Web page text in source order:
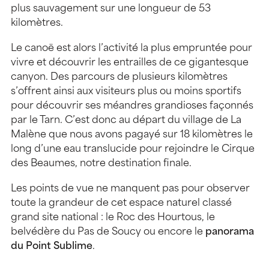
plus sauvagement sur une longueur de 53
kilomètres.
Le canoë est alors l’activité la plus empruntée pour
vivre et découvrir les entrailles de ce gigantesque
canyon. Des parcours de plusieurs kilomètres
s’offrent ainsi aux visiteurs plus ou moins sportifs
pour découvrir ses méandres grandioses façonnés
par le Tarn. C’est donc au départ du village de La
Malène que nous avons pagayé sur 18 kilomètres le
long d’une eau translucide pour rejoindre le Cirque
des Beaumes, notre destination finale.
Les points de vue ne manquent pas pour observer
toute la grandeur de cet espace naturel classé
grand site national : le Roc des Hourtous, le
belvédère du Pas de Soucy ou encore le panorama
du Point Sublime.